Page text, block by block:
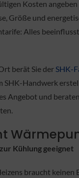
Kosten angeben
Größe und
Alles
berät Sie derSHK-
SHK-Handwerk
Angebot und
Kühlung geeignet
braucht keinen